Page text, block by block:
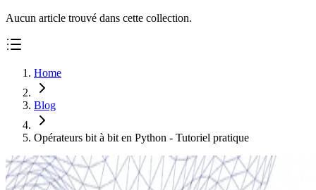
Aucun article trouvé dans cette collection.
Home
Blog
Opérateurs bit à bit en Python - Tutoriel pratique